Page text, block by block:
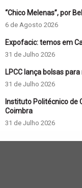
“Chico Melenas”, por
6 de Agosto 2026
Expofacic: temos em
31 de Julho 2026
LPCC lança bolsas
31 de Julho 2026
Instituto Politécnico de
Coimbra
31 de Julho 2026